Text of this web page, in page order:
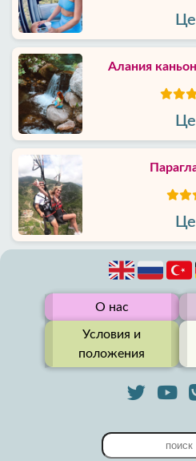
Алания
О нас
Условия и
положения